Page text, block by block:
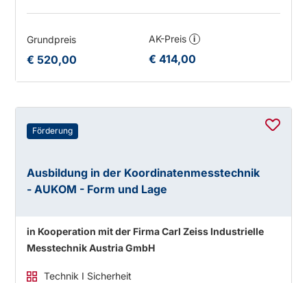
Grundpreis
€ 520,00
AK-Preis i
€ 414,00
Förderung
Ausbildung in der Koordinatenmesstechnik
- AUKOM - Form und Lage
in Kooperation mit der Firma Carl Zeiss Industrielle
Messtechnik Austria GmbH
Technik I Sicherheit